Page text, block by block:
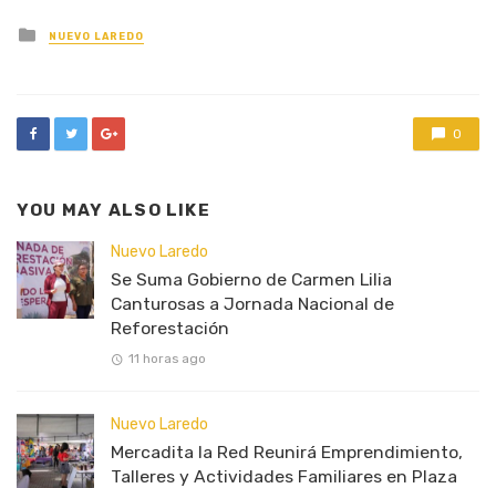
Posted
in
NUEVO LAREDO
0
YOU MAY ALSO LIKE
Nuevo Laredo
Se Suma Gobierno de Carmen Lilia
Canturosas a Jornada Nacional de
Reforestación
11 horas ago
Nuevo Laredo
Mercadita la Red Reunirá Emprendimiento,
Talleres y Actividades Familiares en Plaza